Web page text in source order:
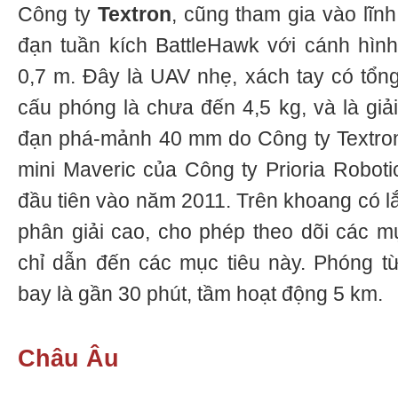
Công ty Textron, cũng tham gia vào
đạn tuần kích BattleHawk với cánh
0,7 m. Đây là UAV nhẹ, xách tay có
cấu phóng là chưa đến 4,5 kg, và là
đạn phá-mảnh 40 mm do Công ty
mini Maveric của Công ty Prioria
đầu tiên vào năm 2011. Trên khoang có
phân giải cao, cho phép theo dõi các
chỉ dẫn đến các mục tiêu này. Phóng
bay là gần 30 phút, tầm hoạt động 5 km.
Châu Âu